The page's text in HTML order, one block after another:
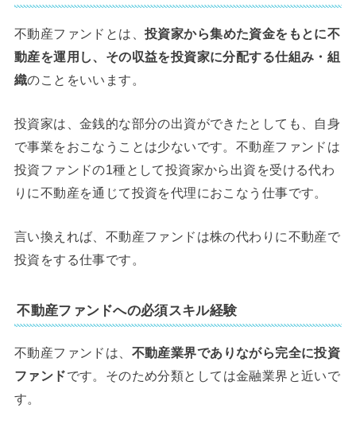
不動産ファンドとは、投資家から集めた資金をもとに不
動産を運用し、その収益を投資家に分配する仕組み・組
織のことをいいます。
投資家は、金銭的な部分の出資ができたとしても、自身
で事業をおこなうことは少ないです。不動産ファンドは
投資ファンドの1種として投資家から出資を受ける代わ
りに不動産を通じて投資を代理におこなう仕事です。
言い換えれば、不動産ファンドは株の代わりに不動産で
投資をする仕事です。
不動産ファンドへの必須スキル経験
不動産ファンドは、 不動産業界でありながら完全に投資
ファンドです。そのため分類としては金融業界と近いで
す。